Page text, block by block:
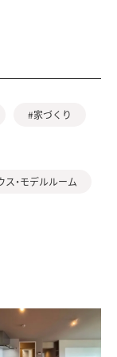
#家づくり
・モデルルーム